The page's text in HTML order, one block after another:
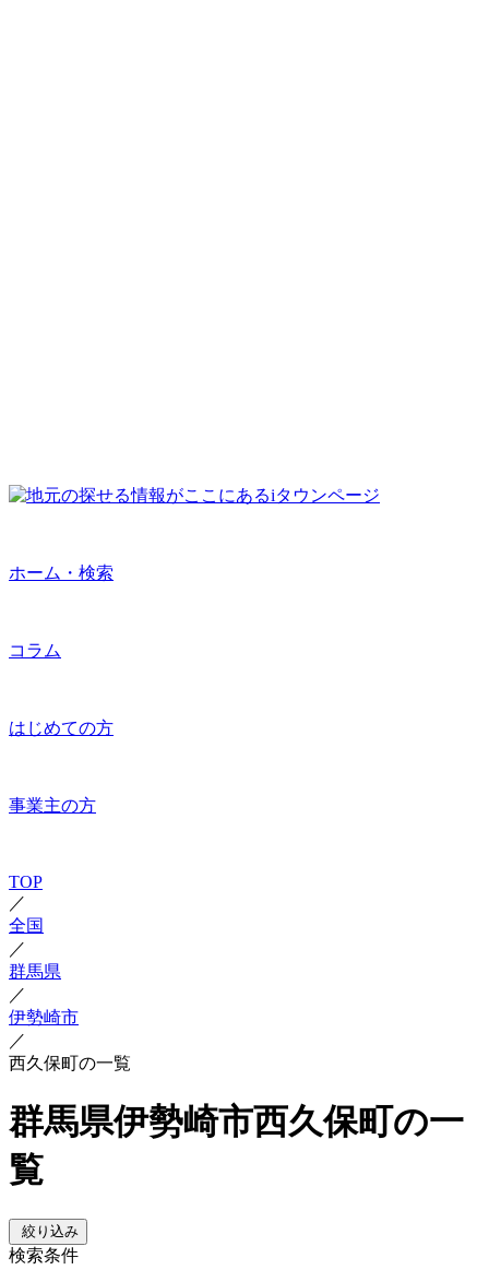
ホーム・検索
コラム
はじめての方
事業主の方
TOP
／
全国
／
群馬県
／
伊勢崎市
／
西久保町の一覧
群馬県伊勢崎市西久保町の一
覧
絞り込み
検索条件